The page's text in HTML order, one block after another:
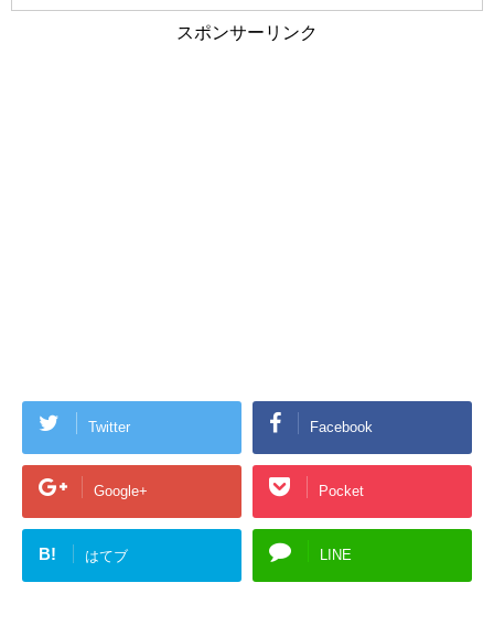
スポンサーリンク
Twitter Facebook
Google+ Pocket
B! はてブ LINE